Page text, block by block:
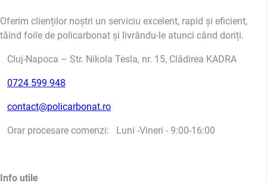
Oferim clienților noștri un serviciu excelent, rapid și eficient,
tăind foile de policarbonat și livrându-le atunci când doriți.
Cluj-Napoca – Str. Nikola Tesla, nr. 15, Clădirea KADRA
0724 599 948
contact@policarbonat.ro
Orar procesare comenzi: Luni -Vineri - 9:00-16:00
Info utile